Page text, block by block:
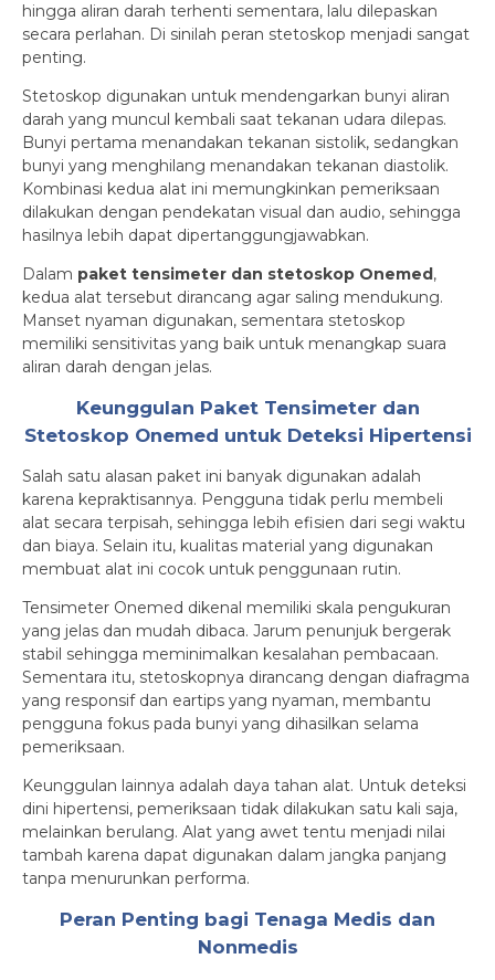
hingga aliran darah terhenti sementara, lalu dilepaskan
secara perlahan. Di sinilah peran stetoskop menjadi sangat
penting.
Stetoskop digunakan untuk mendengarkan bunyi aliran
darah yang muncul kembali saat tekanan udara dilepas.
Bunyi pertama menandakan tekanan sistolik, sedangkan
bunyi yang menghilang menandakan tekanan diastolik.
Kombinasi kedua alat ini memungkinkan pemeriksaan
dilakukan dengan pendekatan visual dan audio, sehingga
hasilnya lebih dapat dipertanggungjawabkan.
Dalam paket tensimeter dan stetoskop Onemed ,
kedua alat tersebut dirancang agar saling mendukung.
Manset nyaman digunakan, sementara stetoskop
memiliki sensitivitas yang baik untuk menangkap suara
aliran darah dengan jelas.
Keunggulan Paket Tensimeter dan
Stetoskop Onemed untuk Deteksi Hipertensi
Salah satu alasan paket ini banyak digunakan adalah
karena kepraktisannya. Pengguna tidak perlu membeli
alat secara terpisah, sehingga lebih efisien dari segi waktu
dan biaya. Selain itu, kualitas material yang digunakan
membuat alat ini cocok untuk penggunaan rutin.
Tensimeter Onemed dikenal memiliki skala pengukuran
yang jelas dan mudah dibaca. Jarum penunjuk bergerak
stabil sehingga meminimalkan kesalahan pembacaan.
Sementara itu, stetoskopnya dirancang dengan diafragma
yang responsif dan eartips yang nyaman, membantu
pengguna fokus pada bunyi yang dihasilkan selama
pemeriksaan.
Keunggulan lainnya adalah daya tahan alat. Untuk deteksi
dini hipertensi, pemeriksaan tidak dilakukan satu kali saja,
melainkan berulang. Alat yang awet tentu menjadi nilai
tambah karena dapat digunakan dalam jangka panjang
tanpa menurunkan performa.
Peran Penting bagi Tenaga Medis dan
Nonmedis